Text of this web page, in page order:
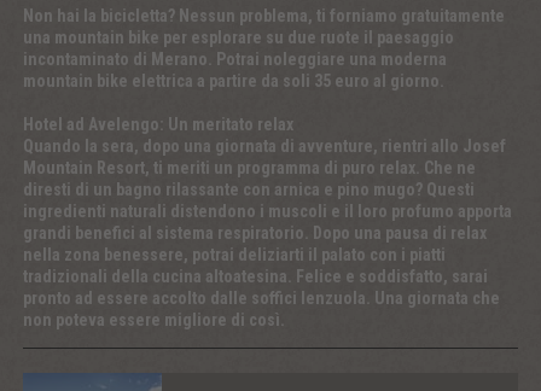
Non hai la bicicletta? Nessun problema, ti forniamo gratuitamente
una mountain bike per esplorare su due ruote il paesaggio
incontaminato di Merano. Potrai noleggiare una moderna
mountain bike elettrica a partire da soli 35 euro al giorno.
Hotel ad Avelengo: Un meritato relax
Quando la sera, dopo una giornata di avventure, rientri allo Josef
Mountain Resort, ti meriti un programma di puro relax. Che ne
diresti di un bagno rilassante con arnica e pino mugo? Questi
ingredienti naturali distendono i muscoli e il loro profumo apporta
grandi benefici al sistema respiratorio. Dopo una pausa di relax
nella zona benessere, potrai deliziarti il palato con i piatti
tradizionali della cucina altoatesina. Felice e soddisfatto, sarai
pronto ad essere accolto dalle soffici lenzuola. Una giornata che
non poteva essere migliore di così.